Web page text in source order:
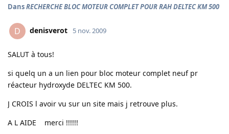
DansRECHERCHE BLOC MOTEUR COMPLET POUR RAH DELTEC KM 500
D denisverot 5 nov. 2009
SALUT à tous!
si quelq un a un lien pour bloc moteur complet neuf pr
réacteur hydroxyde DELTEC KM 500.
J CROIS l avoir vu sur un site mais j retrouve plus.
A L AIDE merci !!!!!!